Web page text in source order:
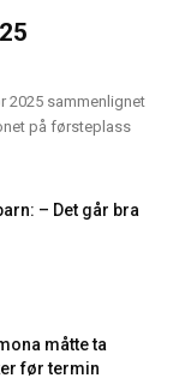
2025 sammenlignet
på førsteplass
– Det går bra
måtte ta
før termin